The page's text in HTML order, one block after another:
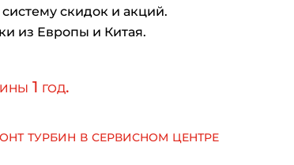
скидок и акций.
из Европы и Китая.
1 год.
турбин в сервисном центре